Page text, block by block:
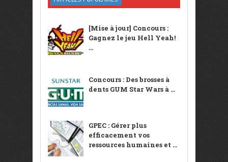
[Mise à jour] Concours :
Gagnez le jeu Hell Yeah!
...
Concours : Des brosses à
dents GUM Star Wars à ...
GPEC : Gérer plus
efficacement vos
ressources humaines et ...